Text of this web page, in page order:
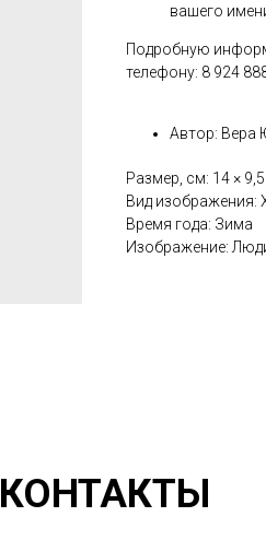
вашего
Подробную
телефону: 8 924
Автор: Вера
Размер, см: 14 × 9,5
Вид изображения:
Время года: Зима
Изображение:
КОНТАКТЫ